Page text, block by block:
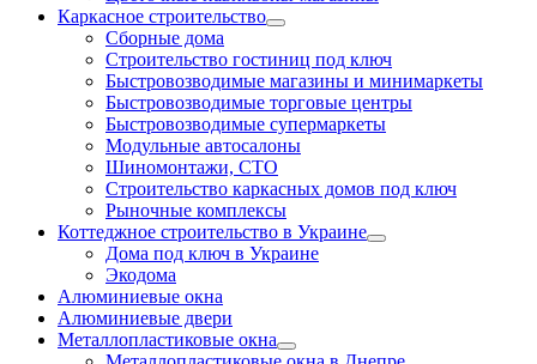
Каркасное строительство
Сборные дома
Строительство гостиниц под ключ
Быстровозводимые магазины и минимаркеты
Быстровозводимые торговые центры
Быстровозводимые супермаркеты
Модульные автосалоны
Шиномонтажи, СТО
Строительство каркасных домов под ключ
Рыночные комплексы
Коттеджное строительство в Украине
Дома под ключ в Украине
Экодома
Алюминиевые окна
Алюминиевые двери
Металлопластиковые окна